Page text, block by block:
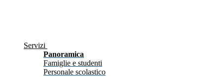
Servizi
Panoramica
Famiglie e studenti
Personale scolastico